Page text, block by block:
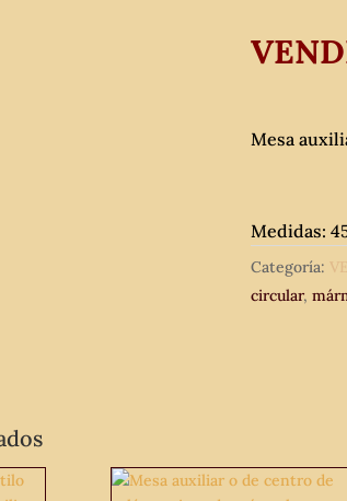
Mesa
Medidas:
Categoría:
circular,